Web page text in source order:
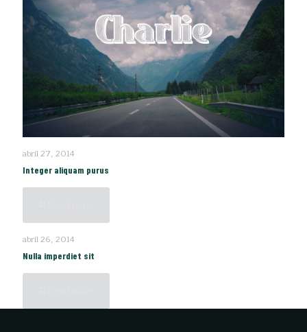
abril 27, 2014
Integer aliquam purus
abril 26, 2014
Nulla imperdiet sit